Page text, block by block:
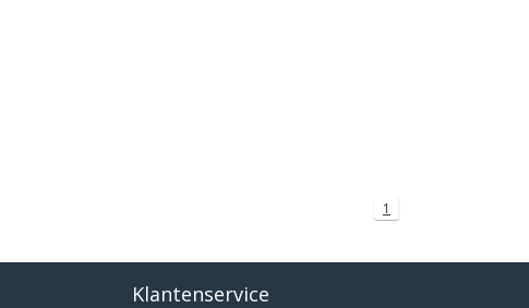
1
Klantenservice